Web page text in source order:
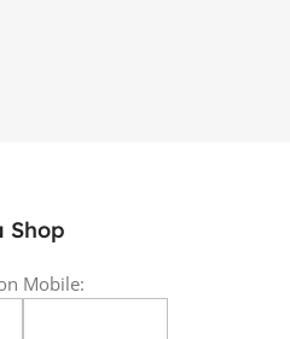
Shop
Mobile: